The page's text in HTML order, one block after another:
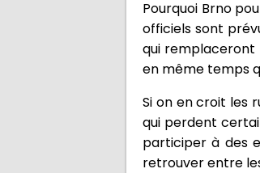
Pourquoi Brno
officiels sont
qui remplaceront
en même temps
Si on en croit les
qui perdent
participer à des
retrouver entre